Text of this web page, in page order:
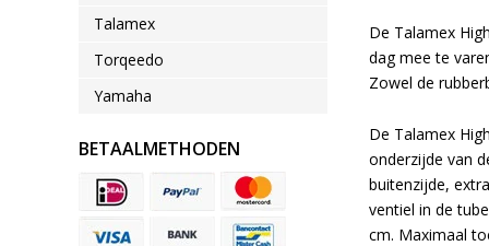
Talamex
Torqeedo
Yamaha
BETAALMETHODEN
De Talamex
dag mee te
Zowel de
De Talamex
onderzijde van
buitenzijde,
ventiel in de
cm. Maximaal